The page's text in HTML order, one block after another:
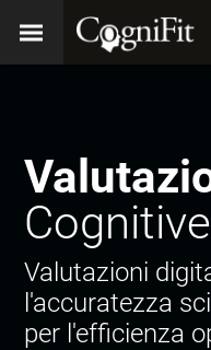
Cognitive
Valutazioni
l'accuratezza
per l'efficienza